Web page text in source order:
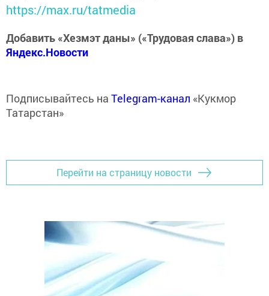
https://max.ru/tatmedia
Добавить «Хезмэт даны» («Трудовая слава») в
Яндекс.Новости
Подписывайтесь на Telegram-канал «Кукмор
Татарстан»
Перейти на страницу новости